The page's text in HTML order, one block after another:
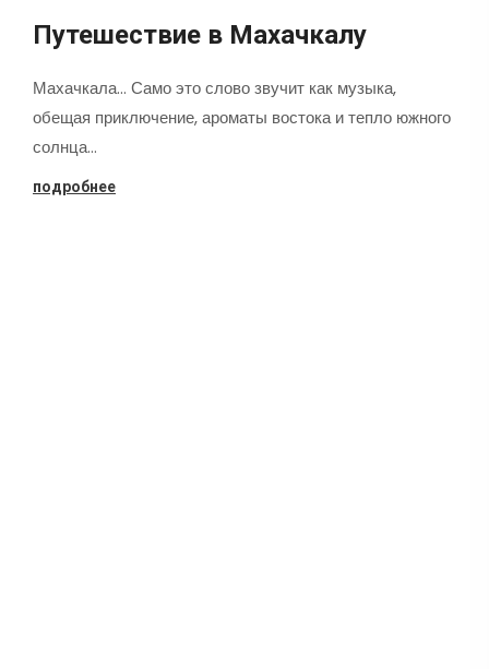
Путешествие в Махачкалу
Махачкала... Само это слово звучит как музыка,
обещая приключение, ароматы востока и тепло южного
солнца…
подробнее